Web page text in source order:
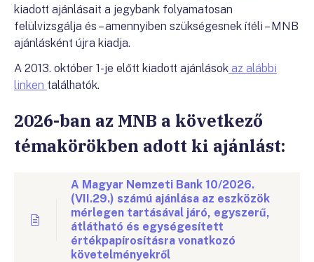
kiadott ajánlásait a jegybank folyamatosan
felülvizsgálja és – amennyiben szükségesnek ítéli – MNB
ajánlásként újra kiadja.
A 2013. október 1-je előtt kiadott ajánlások az alábbi
linken találhatók.
2026-ban az MNB a következő
témakörökben adott ki ajánlást:
A Magyar Nemzeti Bank 10/2026.
(VII.29.) számú ajánlása az eszközök
mérlegen tartásával járó, egyszerű,
átlátható és egységesített
értékpapírosításra vonatkozó
követelményekről